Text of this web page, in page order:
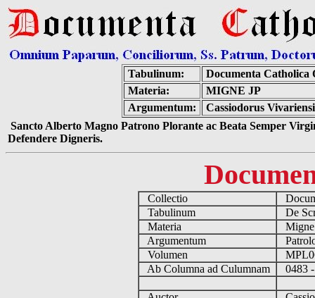
Tabulinum:
Documenta Catholica
Materia:
MIGNE JP
Argumentum:
Cassiodorus
Sancto Alberto Magno Patrono Plorante ac Beata Semper
Defendere Digneris.
Collectio
Tabulinum
De
Materia
Argumentum
Volumen
Ab Columna ad Culumnam
0483